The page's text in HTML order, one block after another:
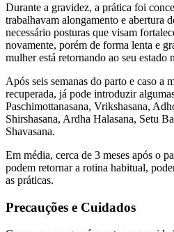
Durante a gravidez, a prática foi
trabalhavam alongamento e abertura
necessário posturas que visam
novamente, porém de forma lenta e
mulher está retornando ao seu estado
Após seis semanas do parto e caso a
recuperada, já pode introduzir
Paschimottanasana, Vrikshasana,
Shirshasana, Ardha Halasana, Setu
Shavasana.
Em média, cerca de 3 meses após o
podem retornar a rotina habitual,
as práticas.
Precauções e Cuidados